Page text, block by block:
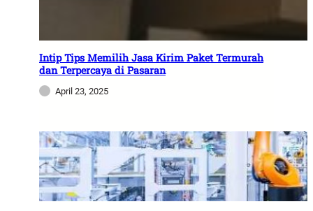
Intip Tips Memilih Jasa Kirim Paket Termurah
dan Terpercaya di Pasaran
April 23, 2025